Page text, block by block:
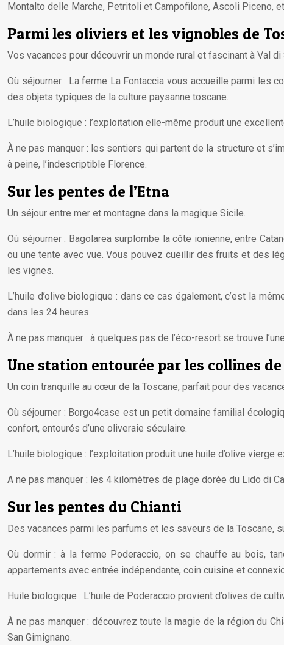
Montalto delle Marche, Petritoli et Campofilone, Ascoli Piceno,
Parmi les oliviers et les vignobles de
Vos vacances pour découvrir un monde rural et fascinant à Val di
Où séjourner : La ferme La Fontaccia vous accueille parmi les
des objets typiques de la culture paysanne toscane.
L’huile biologique : l’exploitation elle-même produit une
À ne pas manquer : les sentiers qui partent de la structure et
à peine, l’indescriptible Florence.
Sur les pentes de l’Etna
Un séjour entre mer et montagne dans la magique Sicile.
Où séjourner : Bagolarea surplombe la côte ionienne, entre
ou une tente avec vue. Vous pouvez cueillir des fruits et des
les vignes.
L’huile d’olive biologique : dans ce cas également, c’est la
dans les 24 heures.
À ne pas manquer : à quelques pas de l’éco-resort se trouve
Une station entourée par les collines
Un coin tranquille au cœur de la Toscane, parfait pour des
Où séjourner : Borgo4case est un petit domaine familial
confort, entourés d’une oliveraie séculaire.
L’huile biologique : l’exploitation produit une huile d’olive vierge
A ne pas manquer : les 4 kilomètres de plage dorée du Lido di
Sur les pentes du Chianti
Des vacances parmi les parfums et les saveurs de la Toscane,
Où dormir : à la ferme Poderaccio, on se chauffe au bois,
appartements avec entrée indépendante, coin cuisine et
Huile biologique : L’huile de Poderaccio provient d’olives de
À ne pas manquer : découvrez toute la magie de la région du
San Gimignano.